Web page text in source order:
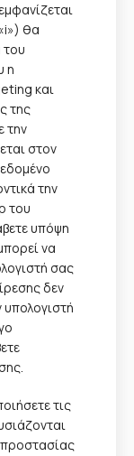
θα
του
η
και
της
την
στον
την
του
υπόψη
να
σας
δεν
τις